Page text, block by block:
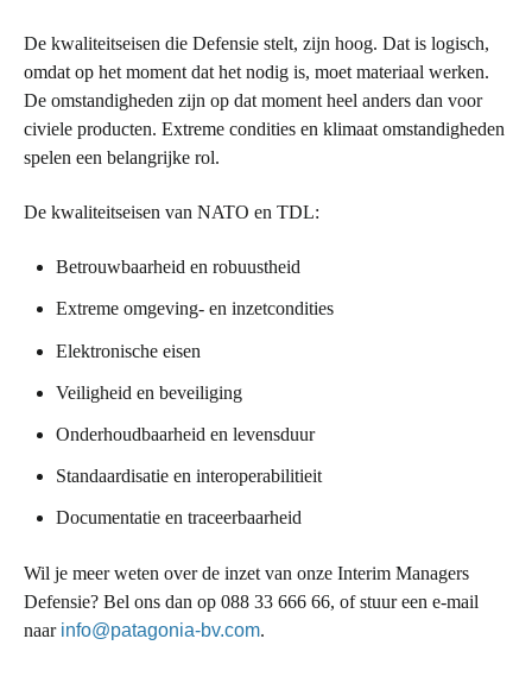
De kwaliteitseisen die Defensie stelt, zijn hoog. Dat is logisch,
omdat op het moment dat het nodig is, moet materiaal werken.
De omstandigheden zijn op dat moment heel anders dan voor
civiele producten. Extreme condities en klimaat omstandigheden
spelen een belangrijke rol.
De kwaliteitseisen van NATO en TDL:
Betrouwbaarheid en robuustheid
Extreme omgeving- en inzetcondities
Elektronische eisen
Veiligheid en beveiliging
Onderhoudbaarheid en levensduur
Standaardisatie en interoperabilitieit
Documentatie en traceerbaarheid
Wil je meer weten over de inzet van onze Interim Managers
Defensie? Bel ons dan op 088 33 666 66, of stuur een e-mail
naar info@patagonia-bv.com.